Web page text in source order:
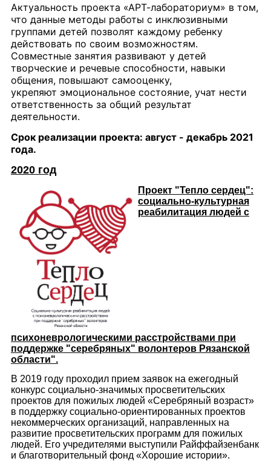
Актуальность проекта «АРТ-лабораториум» в том,
что данные методы работы с инклюзивными
группами детей позволят каждому ребенку
действовать по своим возможностям.
Совместные занятия развивают у детей
творческие и речевые способности, навыки
общения, повышают самооценку,
укрепяют эмоциональное состояние, учат нести
ответственность за общий результат
деятельности.
Срок реализации проекта: август - декабрь 2021
года.
2020 год
Проект "Тепло сердец":
социально-культурная
реабилитация людей с
психоневрологическими расстройствами при
поддержке "серебряных" волонтеров Рязанской
области".
В 2019 году проходил прием заявок на ежегодный
конкурс социально-значимых просветительских
проектов для пожилых людей «Серебряный возраст»
в поддержку социально-ориентированных проектов
некоммерческих организаций, направленных на
развитие просветительских программ для пожилых
людей. Его учредителями выступили Райффайзенбанк
и благотворительный фонд «Хорошие истории».